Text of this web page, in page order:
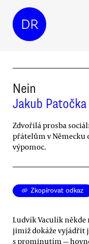
DR
Nein
Jakub Patočka
Zdvořilá prosba
přátelům v Německu
výpomoc.
Zkopírovat odkaz
Ludvík Vaculík někde
jimiž dokáže vyjádřit
s prominutím —